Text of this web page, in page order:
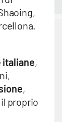
italiane,
,
proprio